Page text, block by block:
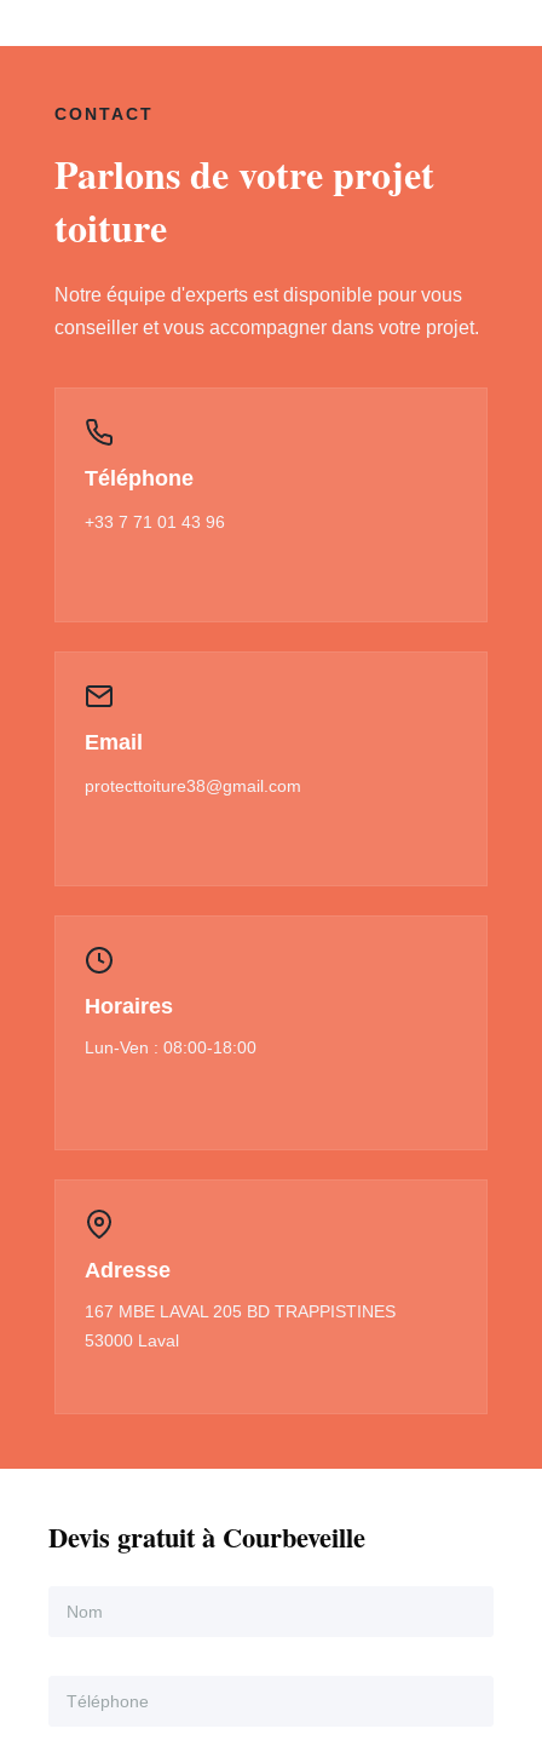
CONTACT
Parlons de votre projet
toiture
Notre équipe d'experts est disponible pour vous
conseiller et vous accompagner dans votre projet.
Téléphone
+33 7 71 01 43 96
Email
protecttoiture38@gmail.com
Horaires
Lun-Ven : 08:00-18:00
Adresse
167 MBE LAVAL 205 BD TRAPPISTINES
53000 Laval
Devis gratuit à Courbeveille